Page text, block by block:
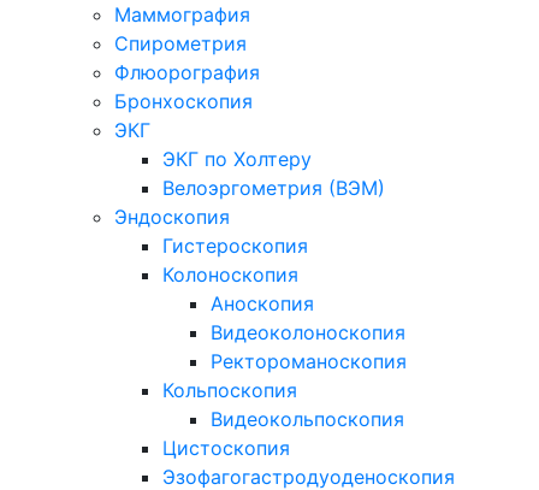
Маммография
Спирометрия
Флюорография
Бронхоскопия
ЭКГ
ЭКГ по Холтеру
Велоэргометрия (ВЭМ)
Эндоскопия
Гистероскопия
Колоноскопия
Аноскопия
Видеоколоноскопия
Ректороманоскопия
Кольпоскопия
Видеокольпоскопия
Цистоскопия
Эзофагогастродуоденоскопия